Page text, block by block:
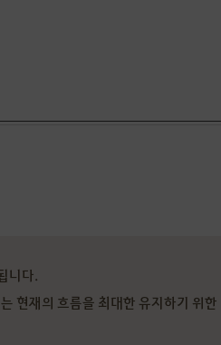
니다.
현재의 흐름을 최대한 유지하기 위한